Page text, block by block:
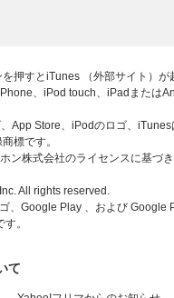
押すとiTunes （外部サイト）が
、iPod touch、iPadまたは
App Store、iPodのロゴ、
標です。
ン株式会社のライセンスに基づ
All rights reserved.
、Google Play 、および Google
。
て